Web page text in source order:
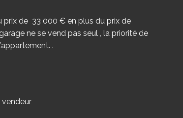
prix de 33 000 € en plus du prix de
ne se vend pas seul , la priorité de
.
vendeur